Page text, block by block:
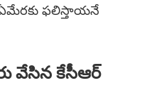
ఫలిస్తాయనే
వేసిన కేసీఆర్